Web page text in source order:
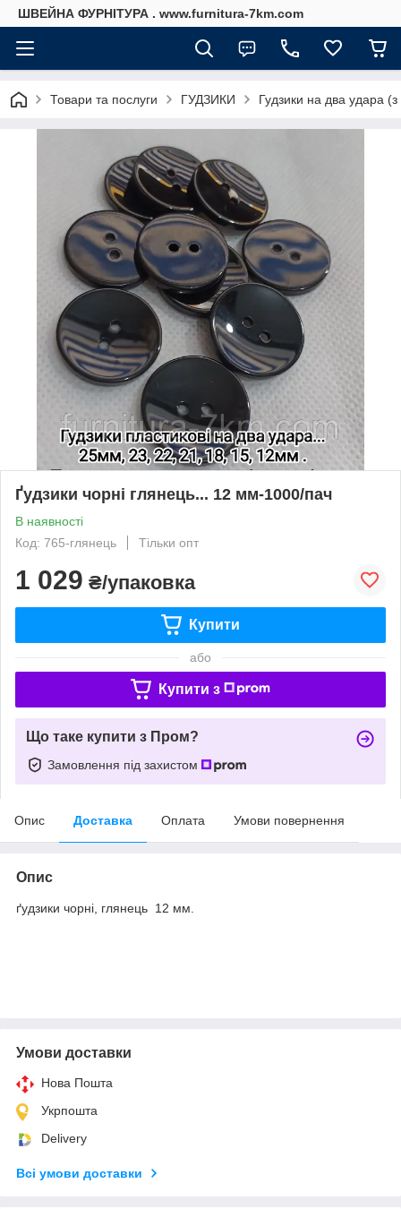
ШВЕЙНА ФУРНІТУРА . www.furnitura-7km.com
Товари та послуги ГУДЗИКИ Гудзики на два удара
Ґудзики чорні глянець... 12 мм-1000/пач
В наявності
Код: 765-глянець
Тільки опт
1 029 ₴/упаковка
Купити
або
Купити з
Що таке купити з Пром?
Замовлення під захистом
Опис Доставка Оплата Умови повернення
Опис
ґудзики чорні, глянець 12 мм.
Умови доставки
Нова Пошта
Укрпошта
Delivery
Всі умови доставки